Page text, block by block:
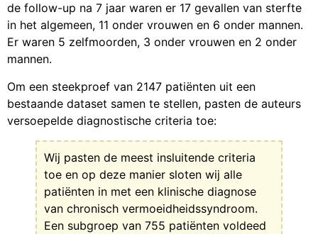
de follow-up na 7 jaar waren er 17 gevallen van sterfte
in het algemeen, 11 onder vrouwen en 6 onder mannen.
Er waren 5 zelfmoorden, 3 onder vrouwen en 2 onder
mannen.
Om een steekproef van 2147 patiënten uit een
bestaande dataset samen te stellen, pasten de auteurs
versoepelde diagnostische criteria toe:
Wij pasten de meest insluitende criteria
toe en op deze manier sloten wij alle
patiënten in met een klinische diagnose
van chronisch vermoeidheidssyndroom.
Een subgroep van 755 patiënten voldeed